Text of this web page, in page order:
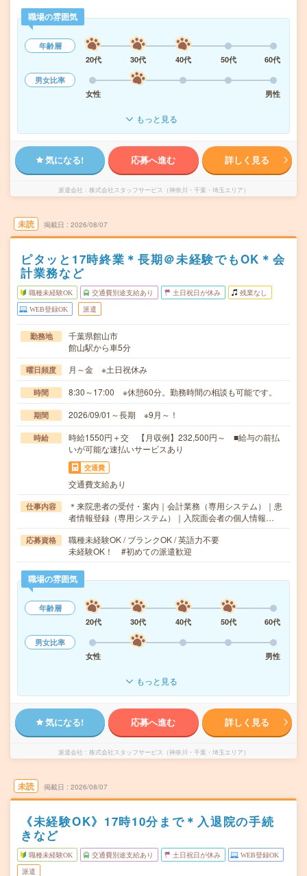
職場の雰囲気
年齢層
20代
30代 40代 50代
60代
男女比率
女性
男性
もっと見る
気になる! 応募へ進む 詳しく見る
派遣会社 株式会社スタッフサービス（神奈川・千葉・埼玉エリア）
未読 掲載日 2026/08/07
ピタッと17時終業＊長期＠未経験でもOK＊会
計業務など
職種未経験OK 交通費別途支給あり 土日祝日が休み 残業なし
WEB登録OK 派遣
勤務地
千葉県館山市
館山駅から車5分
曜日頻度 月～金 ※土日祝休み
時間 8:30～17:00 ※休憩60分。勤務時間の相談も可能です。
期間 2026/09/01～長期 ※9月～！
時給
時給1550円＋交 【月収例】232,500円～ ■給与の前払
いが可能な速払いサービスあり
交通費
交通費支給あり
仕事内容
＊来院患者の受付・案内｜会計業務（専用システム）｜患
者情報登録（専用システム）｜入院面会者の個人情報…
応募資格
職種未経験OK / ブランクOK / 英語力不要
未経験OK！ #初めての派遣歓迎
職場の雰囲気
年齢層
20代
30代 40代 50代
60代
男女比率
女性
男性
もっと見る
気になる! 応募へ進む 詳しく見る
派遣会社 株式会社スタッフサービス（神奈川・千葉・埼玉エリア）
未読 掲載日 2026/08/07
《未経験OK》17時10分まで＊入退院の手続
きなど
職種未経験OK 交通費別途支給あり 土日祝日が休み WEB登録OK
派遣